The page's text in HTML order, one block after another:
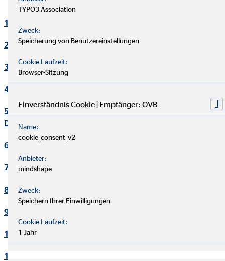
1. Verantwortlicher
2. Kontakt Datenschutzbeauftragter
3. Maßgebliche Rechtsgrundlagen
4. Sicherheitsmaßnahmen
5. Übermittlung und Offenbarung von personenbezogenen
Daten
6. Datenverarbeitung in Drittländern
7. Einsatz von Cookies
8. Kontaktaufnahme
9. Bereitstellung des Onlineangebotes und Webhosting
10. Bewerbungsverfahren
11. Online-Marketing
TYPO3 Association
Zweck:
Speicherung von Benutzereinstellungen
Cookie Laufzeit:
Browser-Sitzung
Einverständnis Cookie | Empfänger: OVB
Name:
cookie_consent_v2
Anbieter:
mindshape
Zweck:
Speichern Ihrer Einwilligungen
Cookie Laufzeit:
1 Jahr